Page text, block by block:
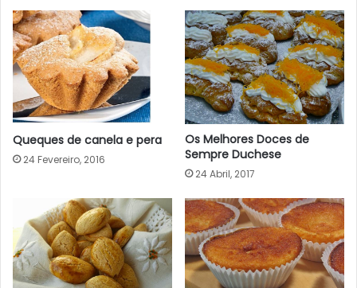
Queques de canela e pera
24 Fevereiro, 2016
Os Melhores Doces de
Sempre Duchese
24 Abril, 2017